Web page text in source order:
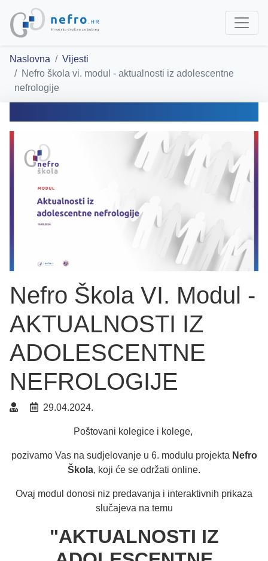
Naslovna
Vijesti
Nefro škola vi. modul - aktualnosti iz adolescentne
nefrologije
Nefro Škola VI. Modul -
AKTUALNOSTI IZ
ADOLESCENTNE
NEFROLOGIJE
29.04.2024.
Poštovani kolegice i kolege,
pozivamo Vas na sudjelovanje u 6. modulu projekta Nefro
Škola, koji će se održati online.
Ovaj modul donosi niz predavanja i interaktivnih prikaza
slučajeva na temu
"AKTUALNOSTI IZ